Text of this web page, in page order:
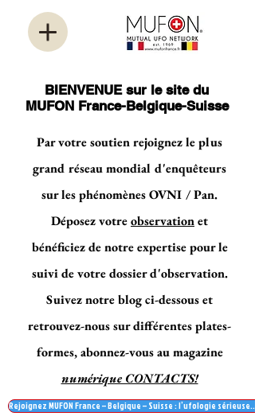
BIENVENUE sur le site du
MUFON France-Belgique-Suisse
Par votre soutien rejoignez le plus
grand réseau mondial d'enquêteurs
sur les phénomènes OVNI / Pan.
Déposez votreobservationet
bénéficiez de notre expertise pour le
suivi de votre dossier d'observation.
Suivez notre blog ci-dessous et
retrouvez-nous sur différentes plates-
formes, abonnez-vous au magazine
numérique CONTACTS!
Rejoignez MUFON France – Belgique – Suisse : l’ufologie